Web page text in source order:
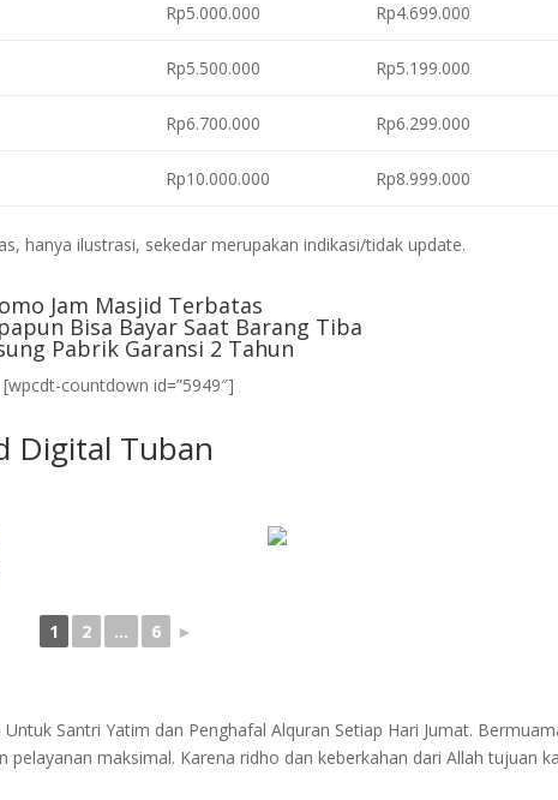
Rp5.000.000 Rp4.699.000
Rp5.500.000 Rp5.199.000
Rp6.700.000 Rp6.299.000
Rp10.000.000 Rp8.999.000
hanya ilustrasi, sekedar merupakan indikasi/tidak update.
Jam Masjid Terbatas
Bisa Bayar Saat Barang Tiba
Pabrik Garansi 2 Tahun
[wpcdt-countdown id=”5949″]
Digital Tuban
1 2 ... 6 ►
Santri Yatim dan Penghafal Alquran Setiap Hari Jumat.
pelayanan maksimal. Karena ridho dan keberkahan dari Allah tujuan